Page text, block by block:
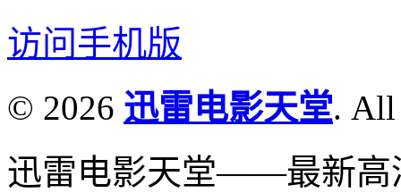
访问手机版
© 2026 迅雷电影天堂. All
迅雷电影天堂——最新高